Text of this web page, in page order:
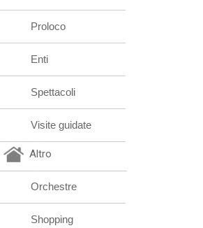
Proloco
Enti
Spettacoli
Visite guidate
Altro
Orchestre
Shopping